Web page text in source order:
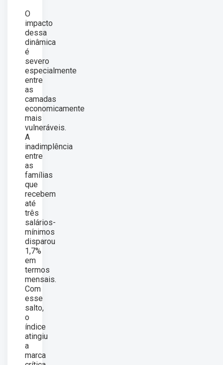
O
impacto
dessa
dinâmica
é
severo
especialmente
entre
as
camadas
economicamente
mais
vulneráveis.
A
inadimplência
entre
as
famílias
que
recebem
até
três
salários-
mínimos
disparou
1,7%
em
termos
mensais.
Com
esse
salto,
o
índice
atingiu
a
marca